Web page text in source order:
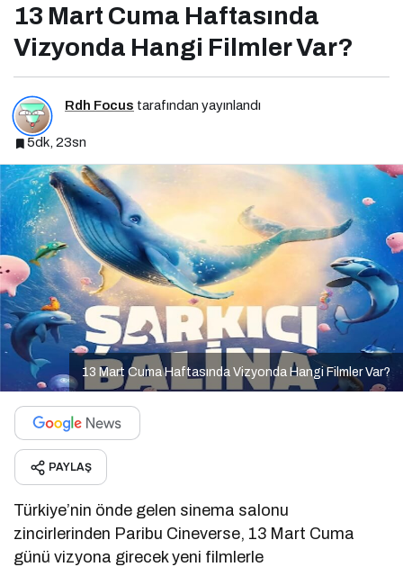
13 Mart Cuma Haftasında
Vizyonda Hangi Filmler Var?
Rdh Focus tarafından yayınlandı
5dk, 23sn
13 Mart Cuma Haftasında Vizyonda Hangi Filmler Var?
PAYLAŞ
Türkiye’nin önde gelen sinema salonu
zincirlerinden Paribu Cineverse, 13 Mart Cuma
günü vizyona girecek yeni filmlerle